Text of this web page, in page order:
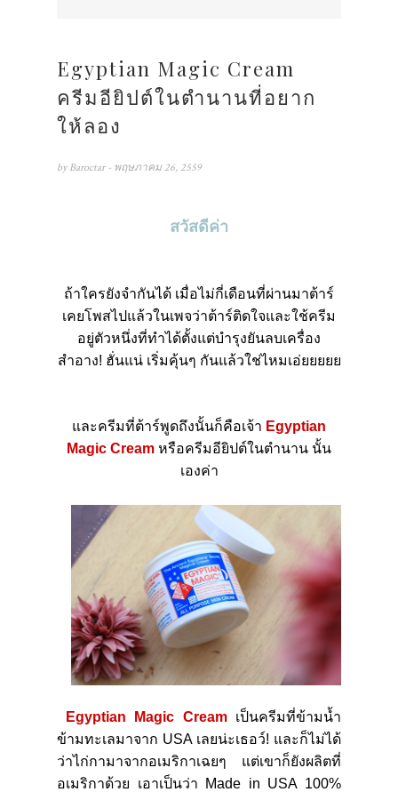
Egyptian Magic Cream
ครีมอียิปต์ในตำนานที่อยาก
ให้ลอง
by Baroctar- พฤษภาคม 26, 2559
สวัสดีค่า
ถ้าใครยังจำกันได้ เมื่อไม่กี่เดือนที่ผ่านมาต้าร์
เคยโพสไปแล้วในเพจว่าต้าร์ติดใจและใช้ครีม
อยู่ตัวหนึ่งที่ทำได้ตั้งแต่บำรุงยันลบเครื่อง
สำอาง! ฮั่นแน่ เริ่มคุ้นๆ กันแล้วใช่ไหมเอ่ยยยยย
และครีมที่ต้าร์พูดถึงนั้นก็คือเจ้า Egyptian
Magic Cream หรือครีมอียิปต์ในตำนาน นั้น
เองค่า
Egyptian Magic Creamเป็นครีมที่ข้ามน้ำ
ข้ามทะเลมาจาก USA เลยน่ะเธอว์! และก็ไม่ได้
ว่าไก่กามาจากอเมริกาเฉยๆ แต่เขาก็ยังผลิตที่
อเมริกาด้วย เอาเป็นว่า
Made in USA 100%